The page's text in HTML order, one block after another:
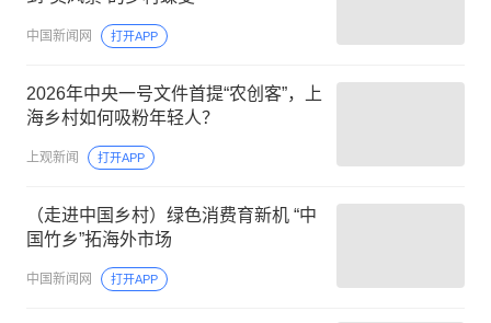
中国新闻网 打开APP
2026年中央一号文件首提“农创客”，上
海乡村如何吸粉年轻人？
上观新闻 打开APP
（走进中国乡村）绿色消费育新机 “中
国竹乡”拓海外市场
中国新闻网 打开APP